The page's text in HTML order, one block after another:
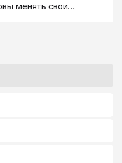
менять свои